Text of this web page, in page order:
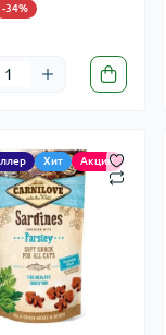
-34%
Хит Акция